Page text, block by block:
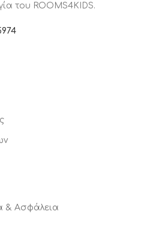
του ROOMS4KIDS.
& Ασφάλεια